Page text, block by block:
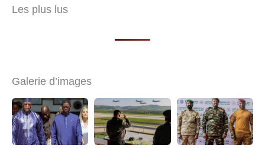
Les plus lus
Galerie d’images